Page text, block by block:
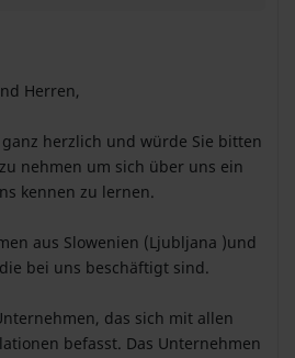
Herren,
herzlich und würde Sie bitten
nehmen um sich über uns ein
kennen zu lernen.
aus Slowenien (Ljubljana )und
bei uns beschäftigt sind.
das sich mit allen
befasst. Das Unternehmen